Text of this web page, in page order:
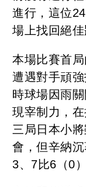
進行，這位
場上找回絕佳
本場比賽首
遭遇對手頑
時球場因雨
現宰制力，
三局日本小
會，但辛納
3、7比6（0